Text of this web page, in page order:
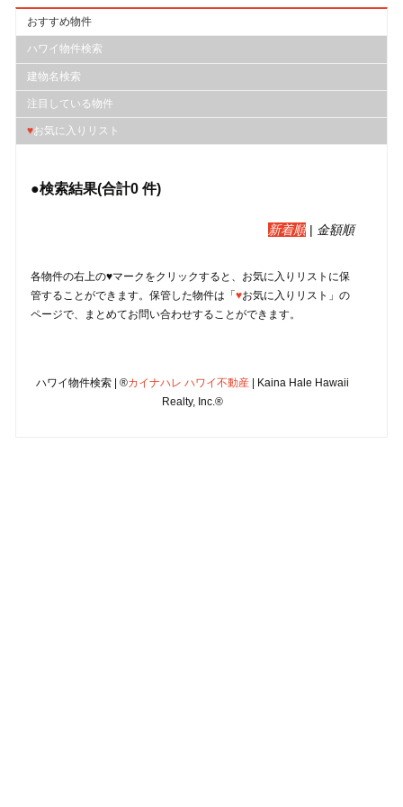
おすすめ物件
ハワイ物件検索
建物名検索
注目している物件
♥お気に入りリスト
●検索結果(合計0 件)
新着順| 金額順
各物件の右上の♥マークをクリックすると、︎お気に入りリストに保
管することができます。保管した物件は「♥お気に入りリスト」の
ページで、まとめてお問い合わせすることができます。
ハワイ物件検索 | ®カイナハレ ハワイ不動産 | Kaina Hale Hawaii
Realty, Inc.®